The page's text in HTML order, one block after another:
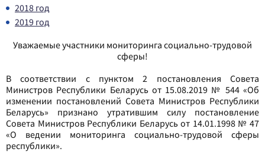
2018 год
2019 год
Уважаемые участники мониторинга социально-трудовой
сферы!
В соответствии с пунктом 2 постановления Совета
Министров Республики Беларусь от 15.08.2019 № 544 «Об
изменении постановлений Совета Министров Республики
Беларусь» признано утратившим силу постановление
Совета Министров Республики Беларусь от 14.01.1998 № 47
«О ведении мониторинга социально-трудовой сферы
республики».